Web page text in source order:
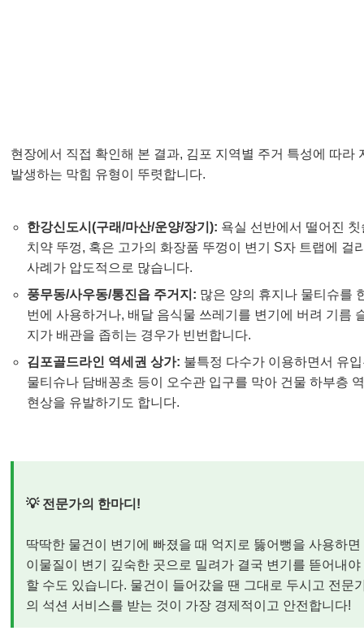
현장에서 직접 확인해 본 결과, 김포 지역별 주거 특성에 따라
발생하는 막힘 유형이 뚜렷합니다.
한강신도시(구래/마산/운양/장기): 욕실 선반에서 떨어진 칫
치약 뚜껑, 혹은 고가의 화장품 뚜껑이 변기 S자 트랩에 걸
사례가 압도적으로 많습니다.
풍무동/사우동/통진읍 주거지: 많은 양의 휴지나 물티슈를
번에 사용하거나, 배달 음식물 쓰레기를 변기에 버려 기름
지가 배관을 좁히는 경우가 빈번합니다.
김포골드라인 역세권 상가: 불특정 다수가 이용하면서 유
물티슈나 담배꽁초 등이 오수관 입구를 막아 건물 하부층
현상을 유발하기도 합니다.
💡 전문가의 한마디!
딱딱한 물건이 변기에 빠졌을 때 억지로 뚫어뻥을 사용하면
이물질이 변기 깊숙한 곳으로 밀려가 결국 변기를 뜯어내야
할 수도 있습니다. 물건이 들어갔을 땐 그대로 두시고 전문
의 석션 서비스를 받는 것이 가장 경제적이고 안전합니다!